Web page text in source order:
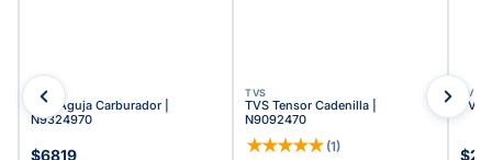
TVS
TVS Aguja Carburador |
N9324970
$6819
TVS
TVS Tensor Cadenilla |
N9092470
★★★★★ (1)
TVS
TVS